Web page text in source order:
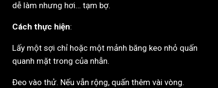
dễ làm nhưng hơi… tạm bợ.
Cách thực hiện:
Lấy một sợi chỉ hoặc một mảnh băng keo nhỏ quấn
quanh mặt trong của nhẫn.
Đeo vào thử. Nếu vẫn rộng, quấn thêm vài vòng.